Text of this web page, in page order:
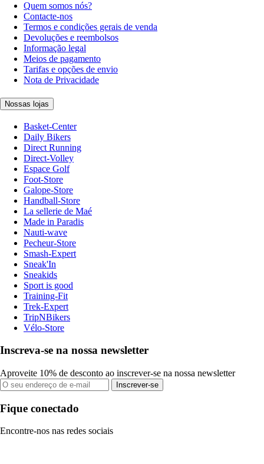
Quem somos nós?
Contacte-nos
Termos e condições gerais de venda
Devoluções e reembolsos
Informação legal
Meios de pagamento
Tarifas e opções de envio
Nota de Privacidade
Nossas lojas
Basket-Center
Daily Bikers
Direct Running
Direct-Volley
Espace Golf
Foot-Store
Galope-Store
Handball-Store
La sellerie de Maé
Made in Paradis
Nauti-wave
Pecheur-Store
Smash-Expert
Sneak'In
Sneakids
Sport is good
Training-Fit
Trek-Expert
TripNBikers
Vélo-Store
Inscreva-se na nossa newsletter
Aproveite 10% de desconto ao inscrever-se na nossa newsletter
Inscrever-se
Fique conectado
Encontre-nos nas redes sociais